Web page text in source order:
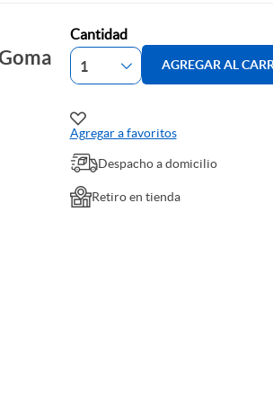
Cantidad
AGREGAR AL
Agregar a favoritos
Despacho a domicilio
Retiro en tienda